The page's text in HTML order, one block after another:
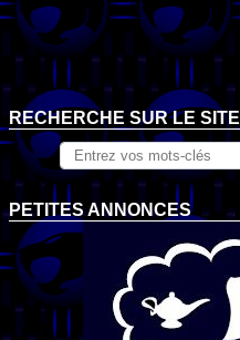
RECHERCHE SUR LE SITE
PETITES ANNONCES